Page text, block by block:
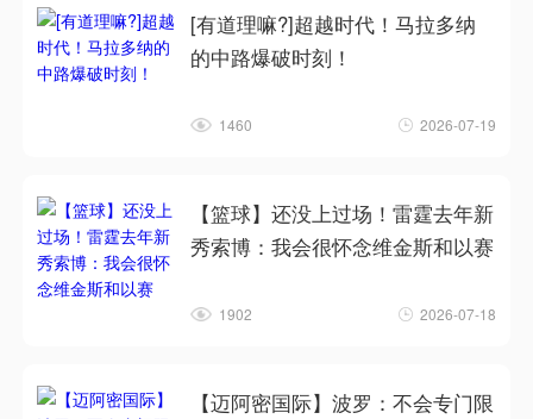
[有道理嘛?]超越时代！马拉多纳
的中路爆破时刻！
1460 2026-07-19
【篮球】还没上过场！雷霆去年新
秀索博：我会很怀念维金斯和以赛
1902 2026-07-18
【迈阿密国际】波罗：不会专门限